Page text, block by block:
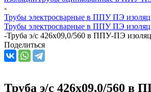
-
Трубы электросварные в ППУ ПЭ
Трубы электросварные в ППУ ПЭ
-Труба э/с 426х09,0/560 в ППУ-ПЭ
Поделиться
Труба э/с 426х09,0/560 в